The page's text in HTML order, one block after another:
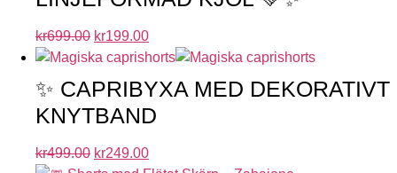
kr699.00 kr199.00
✨ CAPRIBYXA MED DEKORATIVT
KNYTBAND
kr499.00 kr249.00